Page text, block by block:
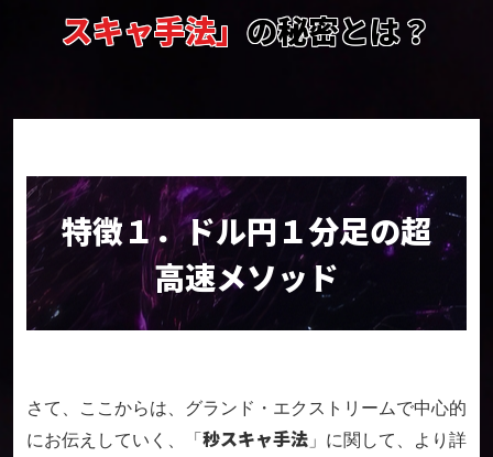
スキャ手法」 の秘密とは？
特徴１．ドル円１分足の超
高速メソッド
さて、ここからは、グランド・エクストリームで中心的
にお伝えしていく、
「秒スキャ手法」に関して、より詳